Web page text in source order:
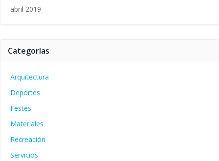
abril 2019
Categorías
Arquitectura
Deportes
Festes
Materiales
Recreación
Servicios